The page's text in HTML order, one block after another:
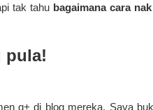
tak tahu bagaimana cara
pula!
g+ di blog mereka. Saya